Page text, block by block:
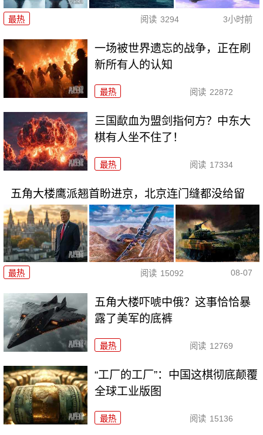
最热 阅读 3294 3小时前
一场被世界遗忘的战争，正在刷
新所有人的认知
最热 阅读 22872
三国歃血为盟剑指何方？中东大
棋有人坐不住了！
最热 阅读 17334
五角大楼鹰派翘首盼进京，北京连门缝都没给留
最热 阅读 15092 08-07
五角大楼吓唬中俄？这事恰恰暴
露了美军的底裤
最热 阅读 12769
“工厂的工厂”：中国这棋彻底颠覆
全球工业版图
最热 阅读 15136